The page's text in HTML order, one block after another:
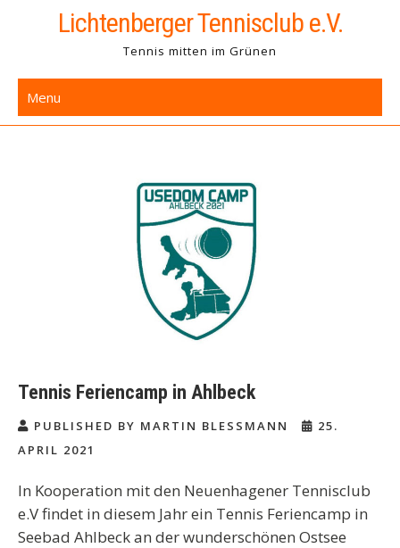
Lichtenberger Tennisclub e.V.
Tennis mitten im Grünen
Menu
Tennis Feriencamp in Ahlbeck
PUBLISHED BY MARTIN BLESSMANN
25.
APRIL 2021
In Kooperation mit den Neuenhagener Tennisclub
e.V findet in diesem Jahr ein Tennis Feriencamp in
Seebad Ahlbeck an der wunderschönen Ostsee